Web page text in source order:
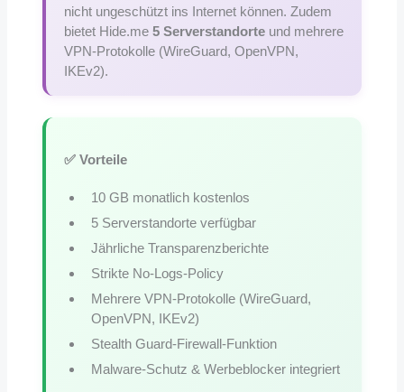
nicht ungeschützt ins Internet können. Zudem
bietet Hide.me 5 Serverstandorteund mehrere
VPN-Protokolle (WireGuard, OpenVPN,
IKEv2).
✅ Vorteile
10 GB monatlich kostenlos
5 Serverstandorte verfügbar
Jährliche Transparenzberichte
Strikte No-Logs-Policy
Mehrere VPN-Protokolle (WireGuard,
OpenVPN, IKEv2)
Stealth Guard-Firewall-Funktion
Malware-Schutz & Werbeblocker integriert